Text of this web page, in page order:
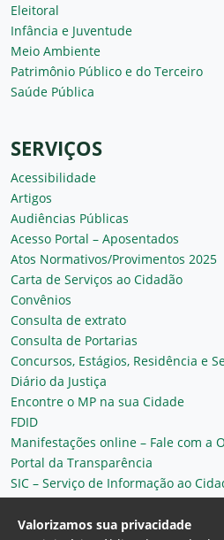
Eleitoral
Infância e Juventude
Meio Ambiente
Patrimônio Público e do Terceiro
Saúde Pública
SERVIÇOS
Acessibilidade
Artigos
Audiências Públicas
Acesso Portal – Aposentados
Atos Normativos/Provimentos 2025
Carta de Serviços ao Cidadão
Convênios
Consulta de extrato
Consulta de Portarias
Concursos, Estágios, Residência e
Diário da Justiça
Encontre o MP na sua Cidade
FDID
Manifestações online – Fale com a
Portal da Transparência
SIC – Serviço de Informação ao
Plantão MP do Ceará
Secretaria Geral
Valorizamos sua privacidade